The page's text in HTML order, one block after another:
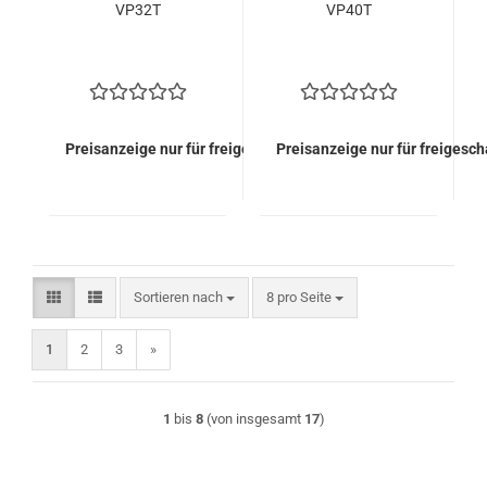
VP32T
Preisanzeige nur für freigeschaltete Kunden
VP40T
Preisanzeige nur für
Sortieren nach
Sortieren nach 8 pro Seite
pro Seite
1 2 3 »
1 bis 8(von insgesamt 17)